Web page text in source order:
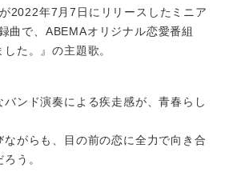
2022年7月7日にリリースしたミニア
曲で、ABEMAオリジナル恋愛番組
した。』の主題歌。
ンド演奏による疾走感が、青春らし
ながらも、目の前の恋に全力で向き合
う。